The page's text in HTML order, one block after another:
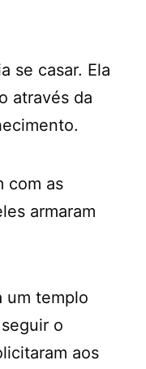
se casar. Ela
através da
com as
armaram
um templo
o
aos